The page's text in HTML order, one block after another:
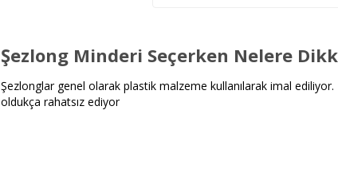
Şezlong Minderi Seçerken Nelere
Şezlonglar genel olarak plastik malzeme kullanılarak imal ediliyor.
oldukça rahatsız ediyor